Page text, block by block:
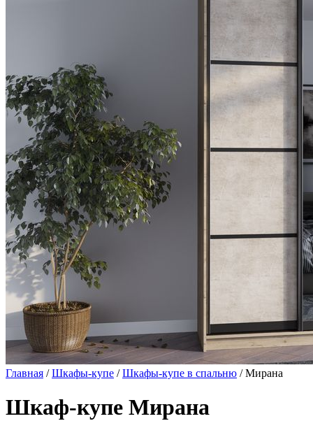
Главная /Шкафы-купе /Шкафы-купе в спальню / Мирана
Шкаф-купе Мирана